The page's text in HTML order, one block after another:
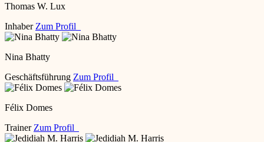
Thomas W. Lux
Inhaber Zum Profil
Nina Bhatty
Geschäftsführung Zum Profil
Félix Domes
Trainer Zum Profil